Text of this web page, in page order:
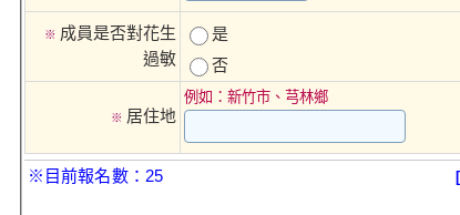
※ 成員是否對花生
過敏
是
否
※ 居住地
例如：新竹市、芎林鄉
※目前報名數：25 [